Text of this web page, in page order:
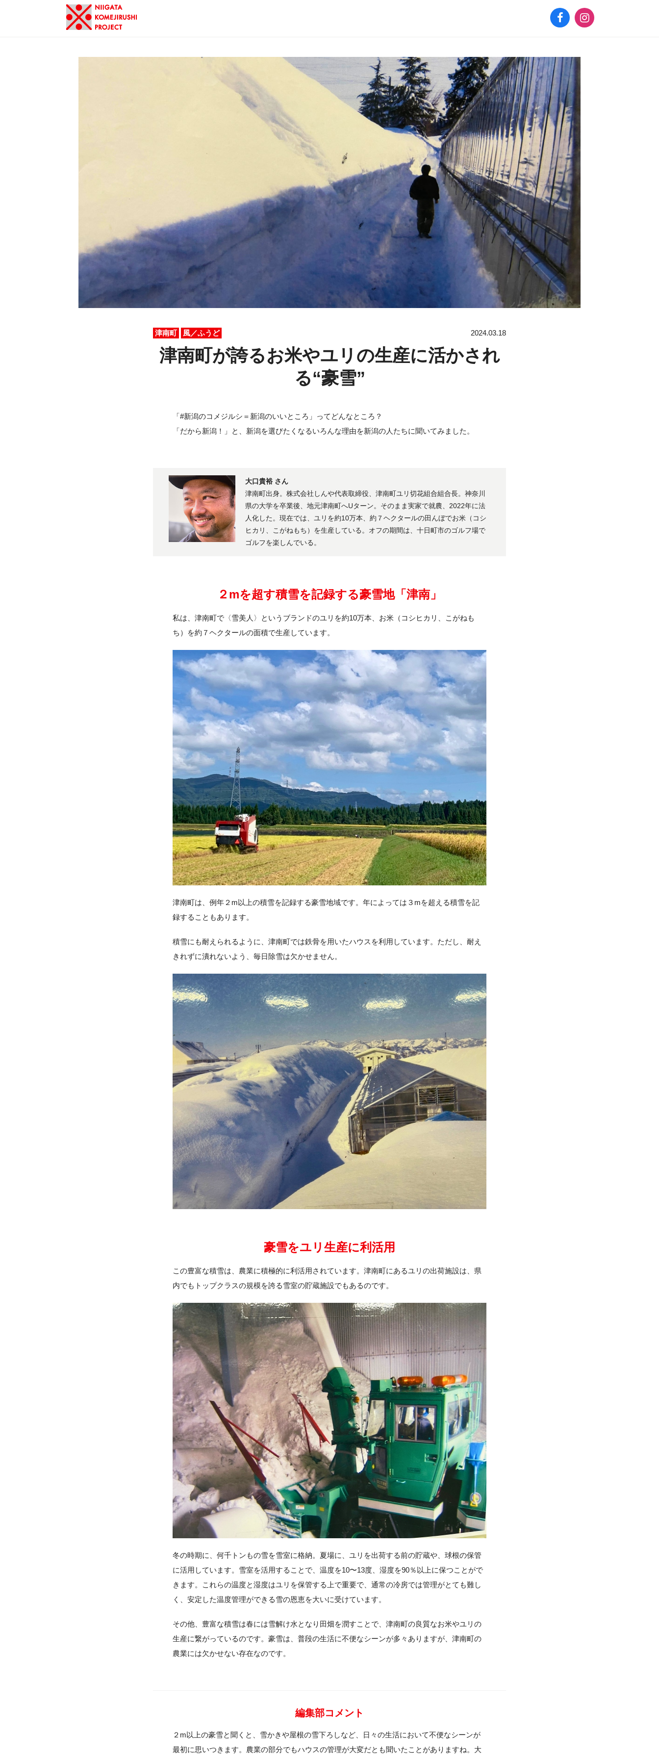
津南町 風／ふうど 2024.03.18
津南町が誇るお米やユリの生産に活かされ
る“豪雪”
「#新潟のコメジルシ＝新潟のいいところ」ってどんなところ？
「だから新潟！」と、新潟を選びたくなるいろんな理由を新潟の人たちに聞いてみました。
大口貴裕 さん
津南町出身。株式会社しんや代表取締役、津南町ユリ切花組合組合長。神奈川
県の大学を卒業後、地元津南町へUターン。そのまま実家で就農、2022年に法
人化した。現在では、ユリを約10万本、約７ヘクタールの田んぼでお米（コシ
ヒカリ、こがねもち）を生産している。オフの期間は、十日町市のゴルフ場で
ゴルフを楽しんでいる。
２mを超す積雪を記録する豪雪地「津南」
私は、津南町で〈雪美人〉というブランドのユリを約10万本、お米（コシヒカリ、こがねも
ち）を約７ヘクタールの面積で生産しています。
津南町は、例年２m以上の積雪を記録する豪雪地域です。年によっては３mを超える積雪を記
録することもあります。
積雪にも耐えられるように、津南町では鉄骨を用いたハウスを利用しています。ただし、耐え
きれずに潰れないよう、毎日除雪は欠かせません。
豪雪をユリ生産に利活用
この豊富な積雪は、農業に積極的に利活用されています。津南町にあるユリの出荷施設は、県
内でもトップクラスの規模を誇る雪室の貯蔵施設でもあるのです。
冬の時期に、何千トンもの雪を雪室に格納。夏場に、ユリを出荷する前の貯蔵や、球根の保管
に活用しています。雪室を活用することで、温度を10〜13度、湿度を90％以上に保つことがで
きます。これらの温度と湿度はユリを保管する上で重要で、通常の冷房では管理がとても難し
く、安定した温度管理ができる雪の恩恵を大いに受けています。
その他、豊富な積雪は春には雪解け水となり田畑を潤すことで、津南町の良質なお米やユリの
生産に繋がっているのです。豪雪は、普段の生活に不便なシーンが多々ありますが、津南町の
農業には欠かせない存在なのです。
編集部コメント
２m以上の豪雪と聞くと、雪かきや屋根の雪下ろしなど、日々の生活において不便なシーンが
最初に思いつきます。農業の部分でもハウスの管理が大変だとも聞いたことがありますね。大